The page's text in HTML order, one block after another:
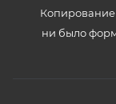
Копирование
ни было